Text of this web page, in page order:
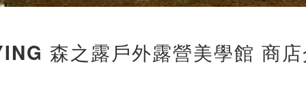
森之露戶外露營美學館 商